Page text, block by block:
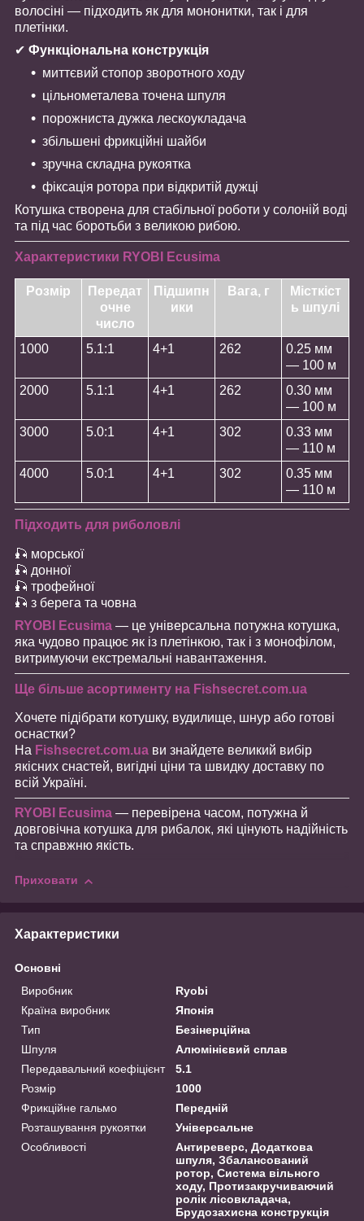
волосіні — підходить як для мононитки, так і для
плетінки.
✔ Функціональна конструкція
миттєвий стопор зворотного ходу
цільнометалева точена шпуля
порожниста дужка лескоукладача
збільшені фрикційні шайби
зручна складна рукоятка
фіксація ротора при відкритій дужці
Котушка створена для стабільної роботи у солоній воді
та під час боротьби з великою рибою.
Характеристики RYOBI Ecusima
Розмір
Передат
очне
число
Підшипн
ики
Вага, г
Місткіст
ь шпулі
1000 5.1:1 4+1 262
0.25 мм
— 100 м
2000
5.1:1 4+1 262
0.30 мм
— 100 м
3000
5.0:1 4+1 302
0.33 мм
— 110 м
4000
5.0:1 4+1 302
0.35 мм
— 110 м
Підходить для риболовлі
🎣 морської
🎣 донної
🎣 трофейної
🎣 з берега та човна
RYOBI Ecusima — це універсальна потужна котушка,
яка чудово працює як із плетінкою, так і з монофілом,
витримуючи екстремальні навантаження.
Ще більше асортименту на Fishsecret.com.ua
Хочете підібрати котушку, вудилище, шнур або готові
оснастки?
На Fishsecret.com.ua ви знайдете великий вибір
якісних снастей, вигідні ціни та швидку доставку по
всій Україні.
RYOBI Ecusima — перевірена часом, потужна й
довговічна котушка для рибалок, які цінують надійність
та справжню якість.
Приховати
Характеристики
Основні
Виробник
Ryobi
Країна виробник
Японія
Тип
Безінерційна
Шпуля
Алюмінієвий сплав
Передавальний коефіцієнт
5.1
Розмір
1000
Фрикційне гальмо
Передній
Розташування рукоятки
Універсальне
Особливості
Антиреверс, Додаткова
шпуля, Збалансований
ротор, Система вільного
ходу, Протизакручиваючий
ролік лісовкладача,
Брудозахисна конструкція